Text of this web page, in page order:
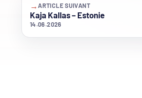
→ARTICLE SUIVANT
Kaja Kallas – Estonie
14.06.2026